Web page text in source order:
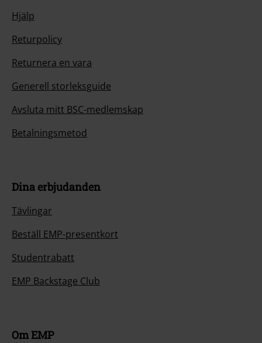
Hjälp
Returpolicy
Returnera en vara
Generell storleksguide
Avsluta mitt BSC-medlemskap
Betalningsmetod
Dina erbjudanden
Tävlingar
Beställ EMP-presentkort
Studentrabatt
EMP Backstage Club
Om EMP